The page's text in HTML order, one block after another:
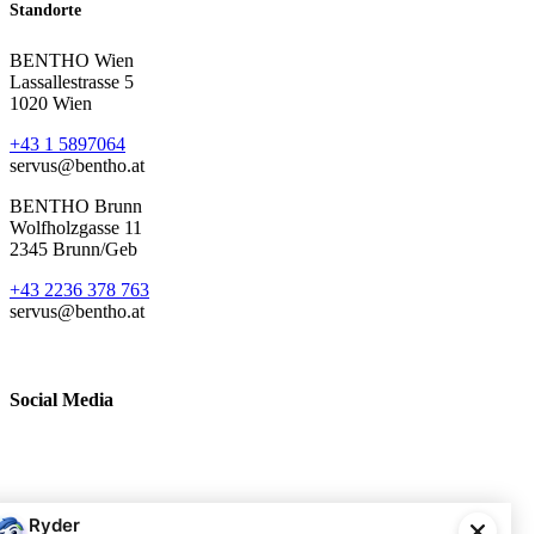
Standorte
BENTHO Wien
Lassallestrasse 5
1020 Wien
+43 1 5897064
servus@bentho.at
BENTHO Brunn
Wolfholzgasse 11
2345 Brunn/Geb
+43 2236 378 763
servus@bentho.at
Social Media